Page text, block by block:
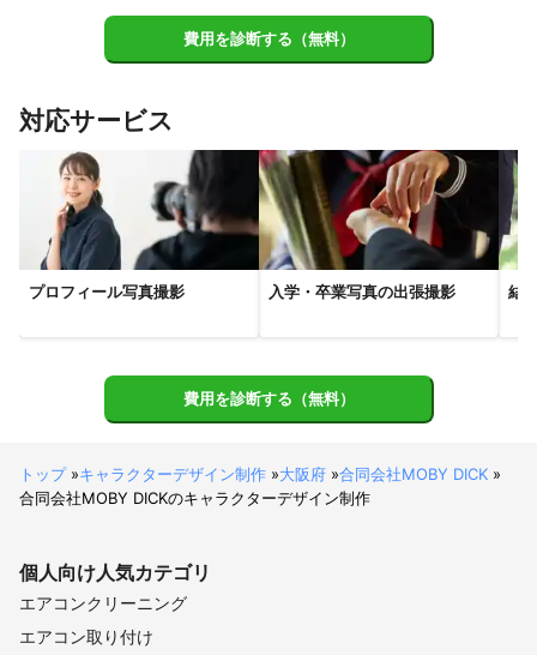
■Enuiiy - bath time(レコーディング＆Mix）
■D'ypcys - No Way(レコーディング＆Mix）
ど。
【Web制作実績】
■ライブハウス『SPACE★HOUSE』(HP)
■株式会社カイデア(HP)
■HexaDesign(HP)
■劇団流星群(HP)など。
当社は、映像制作の他、デザイン制作、音楽制作、Web制作を行
っており、様々なプロのクリエイターを抱えておりますので、他
橿原市 天理市 高取町 明日香村
桜井市
下市町 吉野町 宇陀市 山添村
橋本市 九度山町
高野町
京都府
精華町 京田辺市 八幡市 大山崎町
木津川市
長岡京市
城陽市 井手町 久御山町 向日市
亀岡市
宇治市
宇治田原町 和束町 京都市 南山城村
三田市 三木市
費用を診断する（無料）
対応サービス
プロフィール写真撮影 入学・卒業写真の出張撮影 結
費用を診断する（無料）
トップ»キャラクターデザイン制作 »大阪府 »合同会社MOBY DICK »
合同会社MOBY DICKのキャラクターデザイン制作
個人向け人気カテゴリ
エアコンクリーニング
エアコン取り付け